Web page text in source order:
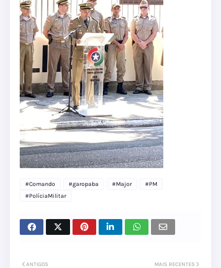
#Comando #garopaba #Major
#PM
#PolíciaMilitar
MAIS RECENTES
ANTIGOS